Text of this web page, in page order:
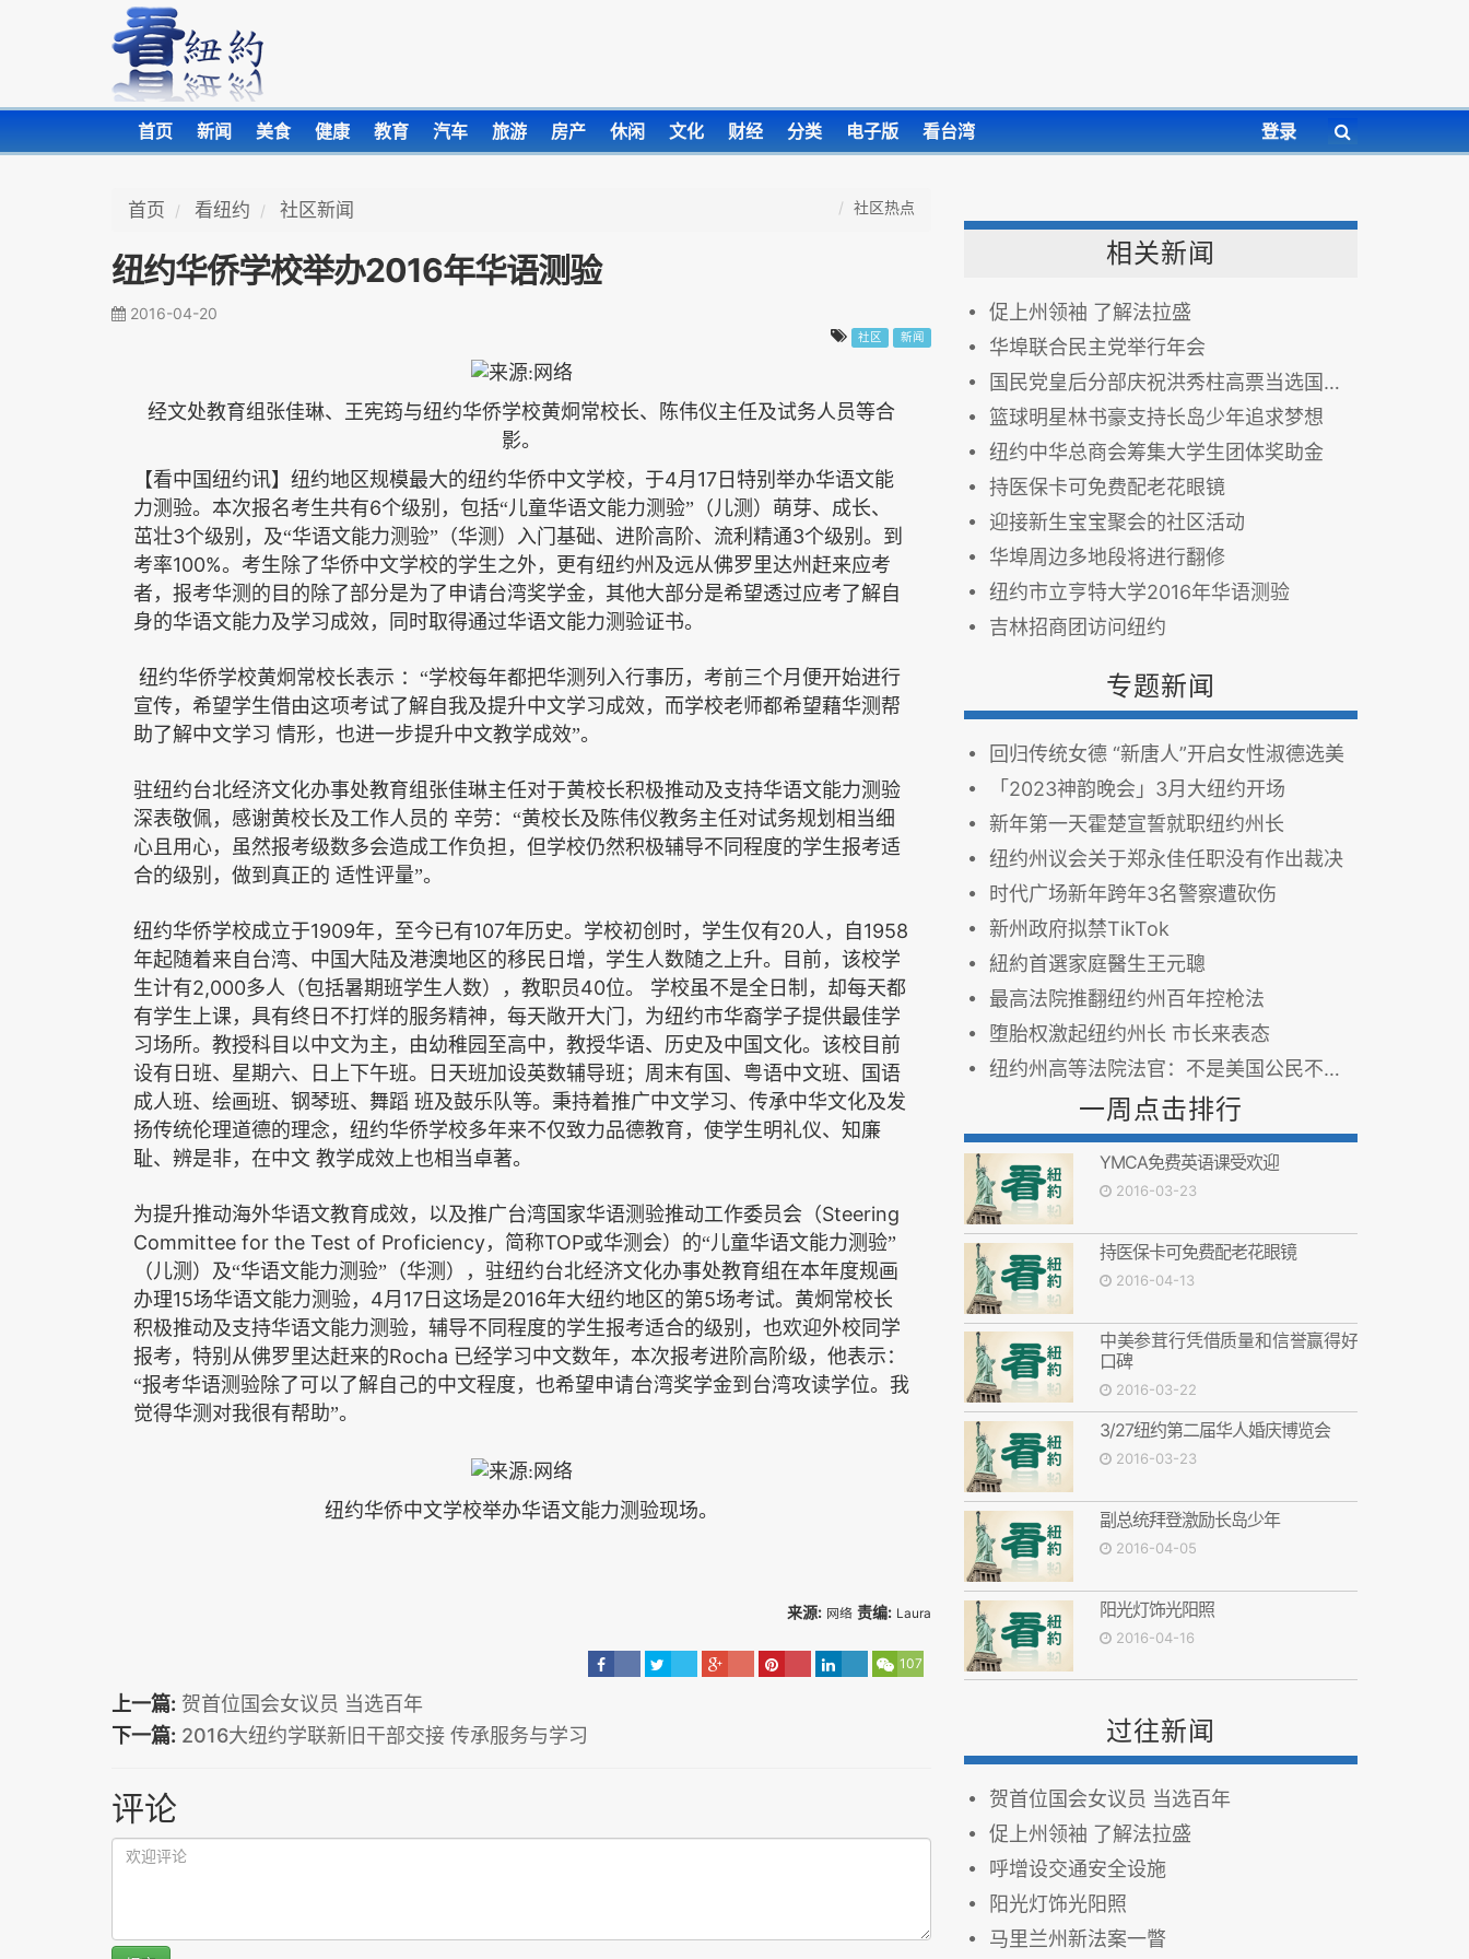
首页 新闻 美食 健康 教育 汽车 旅游 房产 休闲 文化 财经 分类 电子版 看台湾 登录
首页 看纽约 社区新闻 社区热点
纽约华侨学校举办2016年华语测验
2016-04-20
社区 新闻
经文处教育组张佳琳、王宪筠与纽约华侨学校黄炯常校长、陈伟仪主任及试务人员等合
影。
【看中国纽约讯】纽约地区规模最大的纽约华侨中文学校，于4月 17 日特别举办华语文能
力测验。本次报名考生共有6个级别，包括“儿童华语文能力测验”（儿测）萌芽、成长、
茁壮3个级别，及“华语文能力测验”（华测）入门基础、进阶高阶、流利精通3个级别。到
考率100%。考生除了华侨中文学校的学生之外，更有纽约州及远从佛罗里达州赶来应考
者，报考华测的目的除了部分是为了申请台湾奖学金，其他大部分是希望透过应考了解自
身的华语文能力及学习成效，同时取得通过华语文能力测验证书。
纽约华侨学校黄炯常校长表示 ：“学校每年都把华测列入行事历，考前三个月便开始进行
宣传，希望学生借由这项考试了解自我及提升中文学习成效，而学校老师都希望藉华测帮
助了解中文学习 情形，也进一步提升中文教学成效”。
驻纽约台北经济文化办事处教育组张佳琳主任对于黄校长积极推动及支持华语文能力测验
深表敬佩，感谢黄校长及工作人员的 辛劳：“黄校长及陈伟仪教务主任对试务规划相当细
心且用心，虽然报考级数多会造成工作负担，但学校仍然积极辅导不同程度的学生报考适
合的级别，做到真正的 适性评量”。
纽约华侨学校成立于1909年，至今已有107年历史。学校初创时，学生仅有20人，自 1958
年起随着来自台湾、中国大陆及港澳地区的移民日增，学生人数随之上升。目前，该校学
生计有2,000多人（包括暑期班学生人数），教职员40位。
学校虽不是全日制，却每天都
有学生上课，具有终日不打烊的服务精神，每天敞开大门，为纽约市华裔学子提供最佳学
习场所。教授科目以中文为主，由幼稚园至高中，教授华语、历史及中国文化。该校目前
设有日班、 星期六、日上下午班。日天班加设英数辅导班；周末有国、粤语中文班、国语
成人班、绘画班、钢琴班、舞蹈 班及鼓乐队等。秉持着推广中文学习、传承中华文化及发
扬传统伦理道德的理念，纽约华侨学校多年来不仅致力品德教育，使学生明礼仪、知廉
耻、辨是非，在中文 教学成效上也相当卓著。
为提升推动海外华语文教育成效，以及推广台湾国家华语测验推动工作委员会（Steering
Committee for the Test of Proficiency，简称TOP或华测会）的“儿童华语文能力测验”
（儿测）及“华语文能力测验”（华测），驻纽约台北经济文化办事处教育组在本年度规画
办理15场华语文能力测验， 4月 17 日这场是2016年大纽约地区的第5场考试。黄炯常校长
积极推动及支持华语文能力测验，辅导不同程度的学生报考适合的级别，也欢迎外校同学
报考，特别从佛罗里达赶来的Rocha 已经学习中文数年，本次报考进阶高阶级，他表示：
“报考华语测验除了可以了解自己的中文程度，也希望申请台湾奖学金到台湾攻读学位。我
觉得华测对我很有帮助”。
纽约华侨中文学校举办华语文能力测验现场。
来源: 网络 责编: Laura
107
上一篇: 贺首位国会女议员 当选百年
下一篇: 2016大纽约学联新旧干部交接 传承服务与学习
评论
相关新闻
促上州领袖 了解法拉盛
华埠联合民主党举行年会
国民党皇后分部庆祝洪秀柱高票当选国民党主席
篮球明星林书豪支持长岛少年追求梦想
纽约中华总商会筹集大学生团体奖助金
持医保卡可免费配老花眼镜
迎接新生宝宝聚会的社区活动
华埠周边多地段将进行翻修
纽约市立亨特大学2016年华语测验
吉林招商团访问纽约
专题新闻
回归传统女德 “新唐人”开启女性淑德选美
「2023神韵晚会」3月大纽约开场
新年第一天霍楚宣誓就职纽约州长
纽约州议会关于郑永佳任职没有作出裁决
时代广场新年跨年3名警察遭砍伤
新州政府拟禁TikTok
紐約首選家庭醫生王元聰
最高法院推翻纽约州百年控枪法
堕胎权激起纽约州长 市长来表态
纽约州高等法院法官：不是美国公民不能投票
一周点击排行
YMCA免费英语课受欢迎
2016-03-23
持医保卡可免费配老花眼镜
2016-04-13
中美参茸行凭借质量和信誉赢得好
口碑
2016-03-22
3/27纽约第二届华人婚庆博览会
2016-03-23
副总统拜登激励长岛少年
2016-04-05
阳光灯饰光阳照
2016-04-16
过往新闻
贺首位国会女议员 当选百年
促上州领袖 了解法拉盛
呼增设交通安全设施
阳光灯饰光阳照
马里兰州新法案一瞥